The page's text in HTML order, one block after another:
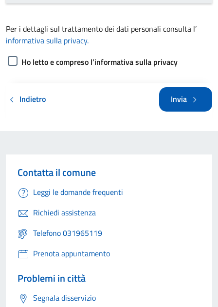
Per i dettagli sul trattamento dei dati personali consulta l’
informativa sulla privacy.
Ho letto e compreso l’informativa sulla privacy
Indietro Invia
Contatta il comune
Leggi le domande frequenti
Richiedi assistenza
Telefono 031965119
Prenota appuntamento
Problemi in città
Segnala disservizio